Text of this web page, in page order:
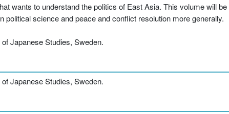
wants to understand the politics of East Asia. This volume will
science and peace and conflict resolution more generally.
Japanese Studies, Sweden.
Japanese Studies, Sweden.